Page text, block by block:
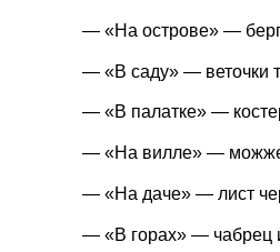
— «На острове» —
— «В саду» — веточки
— «В палатке» —
— «На вилле» —
— «На даче» — лист
— «В горах» — чабрец